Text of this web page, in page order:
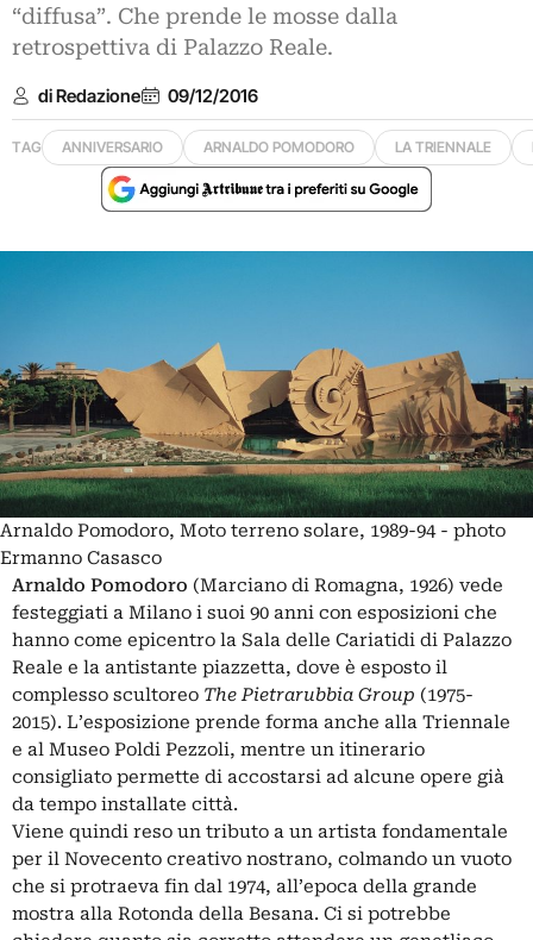
“diffusa”. Che prende le mosse dalla
retrospettiva di Palazzo Reale.
di Redazione 09/12/2016
TAG ANNIVERSARIO ARNALDO POMODORO LA TRIENNALE
Arnaldo Pomodoro, Moto terreno solare, 1989-94 - photo
Ermanno Casasco
Arnaldo Pomodoro (Marciano di Romagna, 1926) vede
festeggiati a Milano i suoi 90 anni con esposizioni che
hanno come epicentro la Sala delle Cariatidi di Palazzo
Reale e la antistante piazzetta, dove è esposto il
complesso scultoreo The Pietrarubbia Group (1975-
2015). L’esposizione prende forma anche alla Triennale
e al Museo Poldi Pezzoli, mentre un itinerario
consigliato permette di accostarsi ad alcune opere già
da tempo installate città.
Viene quindi reso un tributo a un artista fondamentale
per il Novecento creativo nostrano, colmando un vuoto
che si protraeva fin dal 1974, all’epoca della grande
mostra alla Rotonda della Besana. Ci si potrebbe